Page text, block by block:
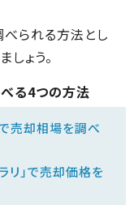
られる方法とし
ょう。
る4つの方法
売却相場を調べ
リ」で売却価格を